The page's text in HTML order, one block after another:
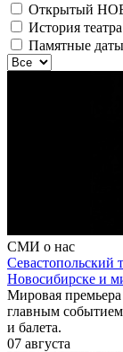
Открытый
История театра
Памятные даты
СМИ о нас
Севастопольский
Новосибирске и
Мировая
главным событием
и балета.
07 августа